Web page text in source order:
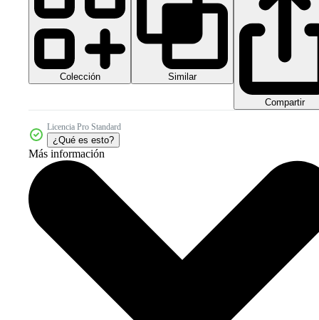
Colección Similar
Compartir
Licencia Pro Standard
¿Qué es esto?
Más información